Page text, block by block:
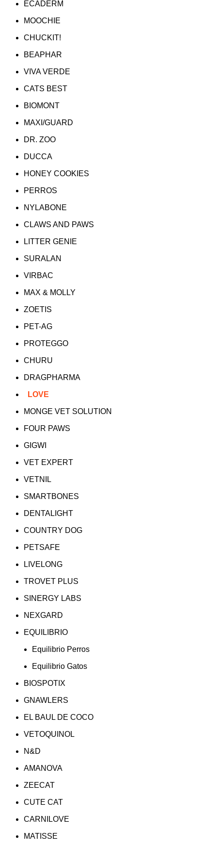
ECADERM
MOOCHIE
CHUCKIT!
BEAPHAR
VIVA VERDE
CATS BEST
BIOMONT
MAXI/GUARD
DR. ZOO
DUCCA
HONEY COOKIES
PERROS
NYLABONE
CLAWS AND PAWS
LITTER GENIE
SURALAN
VIRBAC
MAX & MOLLY
ZOETIS
PET-AG
PROTEGGO
CHURU
DRAGPHARMA
LOVE
MONGE VET SOLUTION
FOUR PAWS
GIGWI
VET EXPERT
VETNIL
SMARTBONES
DENTALIGHT
COUNTRY DOG
PETSAFE
LIVELONG
TROVET PLUS
SINERGY LABS
NEXGARD
EQUILIBRIO
Equilibrio Perros
Equilibrio Gatos
BIOSPOTIX
GNAWLERS
EL BAUL DE COCO
VETOQUINOL
N&D
AMANOVA
ZEECAT
CUTE CAT
CARNILOVE
MATISSE